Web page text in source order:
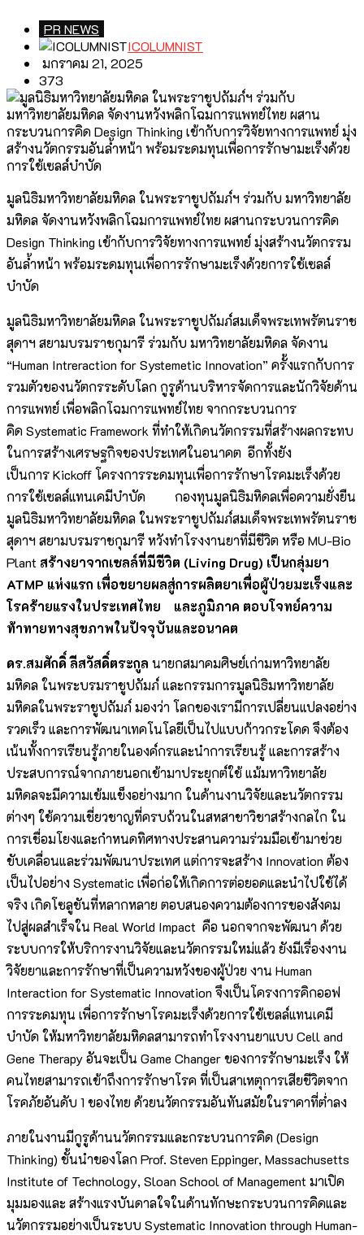
PR NEWS
ICOLUMNIST
มกราคม 21, 2025
373
มูลนิธิมหาวิทยาลัยมหิดล ในพระราชูปถัมภ์ฯ ร่วมกับ มหาวิทยาลัย
มหิดล จัดงานหวังพลิกโฉมการแพทย์ไทย ผสานกระบวนการคิด
Design Thinking เข้ากับการวิจัยทางการแพทย์ มุ่งสร้างนวัตกรรม
อันล้ำหน้า พร้อมระดมทุนเพื่อการรักษามะเร็งด้วยการใช้เซลล์
บำบัด
มูลนิธิมหาวิทยาลัยมหิดล ในพระราชูปถัมภ์สมเด็จพระเทพรัตนราช
สุดาฯ สยามบรมราชกุมารี ร่วมกับ มหาวิทยาลัยมหิดล จัดงาน
“Human Intreraction for Systemetic Innovation” ครั้งแรกกับการ
รวมตัวของนวัตกรระดับโลก กูรูด้านบริหารจัดการและนักวิจัยด้าน
การแพทย์ เพื่อพลิกโฉมการแพทย์ไทย จากกระบวนการ
คิด Systematic Framework ที่ทำให้เกิดนวัตกรรมที่สร้างผลกระทบ
ในการสร้างเศรษฐกิจของประเทศในอนาคต อีกทั้งยัง
เป็นการ Kickoff โครงการระดมทุนเพื่อการรักษาโรคมะเร็งด้วย
การใช้เซลล์แทนเคมีบำบัด กองทุนมูลนิธิมหิดลเพื่อความยั่งยืน
มูลนิธิมหาวิทยาลัยมหิดล ในพระราชูปถัมภ์สมเด็จพระเทพรัตนราช
สุดาฯ สยามบรมราชกุมารี หวังทำโรงงานยาที่มีชีวิต หรือ MU-Bio
Plant สร้างยาจากเซลล์ที่มีชีวิต (Living Drug) เป็นกลุ่มยา
ATMP แห่งแรก เพื่อขยายผลสู่การผลิตยาเพื่อผู้ป่วยมะเร็งและ
โรคร้ายแรงในประเทศไทย และภูมิภาค ตอบโจทย์ความ
ท้าทายทางสุขภาพในปัจจุบันและอนาคต
ดร.สมศักดิ์ ลีสวัสดิ์ตระกูล นายกสมาคมศิษย์เก่ามหาวิทยาลัย
มหิดล ในพระบรมราชูปถัมภ์ และกรรมการมูลนิธิมหาวิทยาลัย
มหิดลในพระราชูปถัมภ์ มองว่า โลกของเรามีการเปลี่ยนแปลงอย่าง
รวดเร็ว และการพัฒนาเทคโนโลยีเป็นไปแบบก้าวกระโดด จึงต้อง
เน้นทั้งการเรียนรู้ภายในองค์กรและนำการเรียนรู้ และการสร้าง
ประสบการณ์จากภายนอกเข้ามาประยุกต์ใช้ แม้มหาวิทยาลัย
มหิดลจะมีความเข้มแข็งอย่างมาก ในด้านงานวิจัยและนวัตกรรม
ต่างๆ ใช้ความเชี่ยวชาญที่ครบถ้วนในสหสาขาวิชาสร้างกลไก ใน
การเชื่อมโยงและกำหนดทิศทางประสานความร่วมมือเข้ามาช่วย
ขับเคลื่อนและร่วมพัฒนาประเทศ แต่การจะสร้าง Innovation ต้อง
เป็นไปอย่าง Systematic เพื่อก่อให้เกิดการต่อยอดและนำไปใช้ได้
จริง เกิดโซลูชันที่หลากหลาย ตอบสนองความต้องการของสังคม
ไปสู่ผลสำเร็จใน Real World Impact คือ นอกจากจะพัฒนา ด้วย
ระบบการให้บริการงานวิจัยและนวัตกรรมใหม่แล้ว ยังมีเรื่องงาน
วิจัยยาและการรักษาที่เป็นความหวังของผู้ป่วย งาน Human
Interaction for Systematic Innovation จึงเป็นโครงการคิกออฟ
การระดมทุน เพื่อการรักษาโรคมะเร็งด้วยการใช้เซลล์แทนเคมี
บำบัด ให้มหาวิทยาลัยมหิดลสามารถทำโรงงานยาแบบ Cell and
Gene Therapy อันจะเป็น Game Changer ของการรักษามะเร็ง ให้
คนไทยสามารถเข้าถึงการรักษาโรค ที่เป็นสาเหตุการเสียชีวิตจาก
โรคภัยอันดับ 1 ของไทย ด้วยนวัตกรรมอันทันสมัยในราคาที่ต่ำลง
ภายในงานมีกูรูด้านนวัตกรรมและกระบวนการคิด (Design
Thinking) ชั้นนำของโลก Prof. Steven Eppinger, Massachusetts
Institute of Technology, Sloan School of Management มาเปิด
มุมมองและ สร้างแรงบันดาลใจในด้านทักษะกระบวนการคิดและ
นวัตกรรมอย่างเป็นระบบ Systematic Innovation through Human-